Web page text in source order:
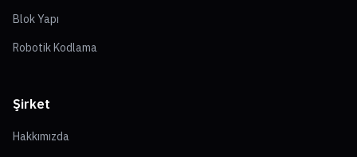
Blok Yapı
Robotik Kodlama
Şirket
Hakkımızda